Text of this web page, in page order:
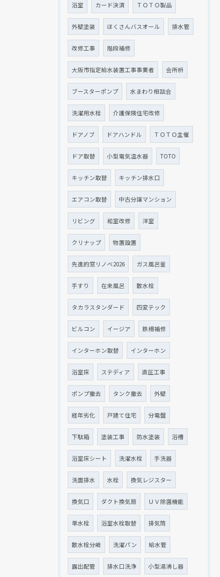
浴室 カード決済 ＴＯＴＯ製品
外壁塗装 ほくさんバスオール 排水管
改修工事 階段補修
大阪市指定給水装置工事事業者 会所枡
ブースターポンプ 水まわり相談会
洗濯用水栓 介護保険住宅改修
ドアノブ ドアハンドル ＴＯＴＯ主催
ドア取替 小型電気温水器 TOTO
キッチン取替 キッチン排水口
エアコン取替 中古分譲マンション
リビング 和室改修 洋室
クリナップ 物置設置
先進的窓リノベ2026 ガス風呂釜
手すり 在来風呂 散水栓
タカラスタンダード 四変テック
ビルコン イージア 鉄柵補修
インターホン取替 インターホン
浴室床 ステディア 直圧工事
ポンプ撤去 タンク撤去 外壁
経年劣化 戸建て住宅 分電盤
下駄箱 塗装工事 防水塗装 浴槽
浴室床シート 洗濯水栓 手洗器
洗面排水 水栓 換気レジスター
換気口 ダクト換気扇 ＵＶ除菌機能
単水栓 浴室水栓取替 排気筒
散水栓分岐 洗濯パン 給水管
露出配管 排水口洗浄 小型湯沸し器